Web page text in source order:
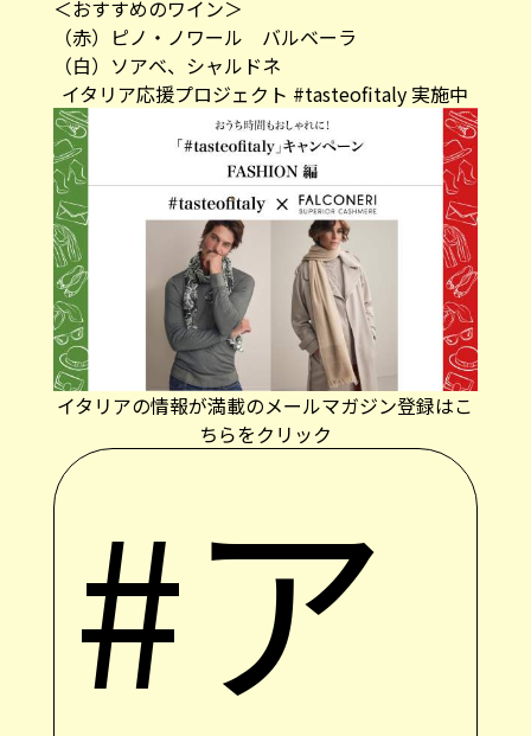
＜おすすめのワイン＞
（赤）ピノ・ノワール バルベーラ
（白）ソアベ、シャルドネ
イタリア応援プロジェクト #tasteofitaly 実施中
イタリアの情報が満載のメールマガジン登録はこ
ちらをクリック
#ア